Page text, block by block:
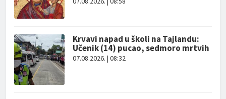
Krvavi napad u školi na Tajlandu:
Učenik (14) pucao, sedmoro mrtvih
07.08.2026. | 08:32